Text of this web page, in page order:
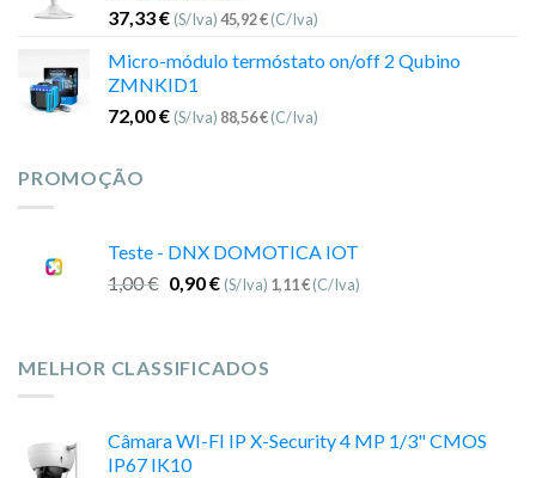
37,33€ (S/Iva)45,92€(C/Iva)
Micro-módulo termóstato on/off 2 Qubino
ZMNKID1
72,00€ (S/Iva) 88,56€(C/Iva)
PROMOÇÃO
Teste - DNX DOMOTICA IOT
1,00€ 0,90€ (S/Iva) 1,11€(C/Iva)
MELHOR CLASSIFICADOS
Câmara WI-FI IP X-Security 4 MP 1/3" CMOS
IP67 IK10